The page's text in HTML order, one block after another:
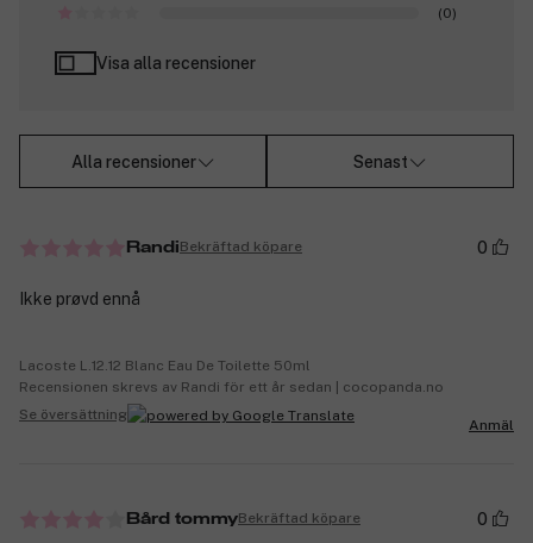
(0)
Visa alla recensioner
Alla recensioner Senast
RandiBekräftad köpare 0
Ikke prøvd ennå
Lacoste L.12.12 Blanc Eau De Toilette 50ml
Recensionen skrevs av Randi för ett år sedan | cocopanda.no
Se översättning
Anmäl
Bård tommyBekräftad köpare 0